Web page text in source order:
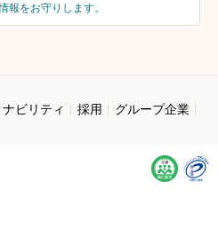
報をお守りします。
ビリティ 採用
グループ企業